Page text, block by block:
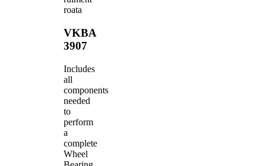
roata
VKBA
3907
Includes
all
components
needed
to
perform
a
complete
Wheel